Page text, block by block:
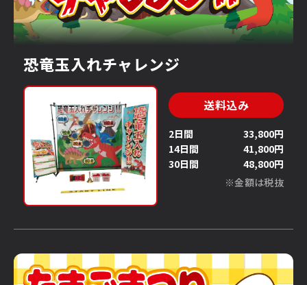
恐竜玉入れチャレンジ
送料込み
2日間
33,800円
14日間
41,800円
30日間
48,800円
※金額は税抜